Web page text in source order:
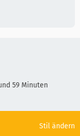
59 Minuten
Stil ändern